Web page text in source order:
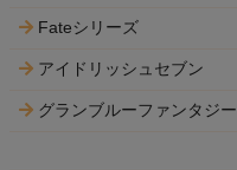
Fateシリーズ
アイドリッシュセブン
グランブルーファンタジー